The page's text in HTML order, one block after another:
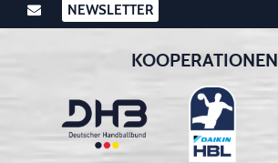
NEWSLETTER
KOOPERATIONEN